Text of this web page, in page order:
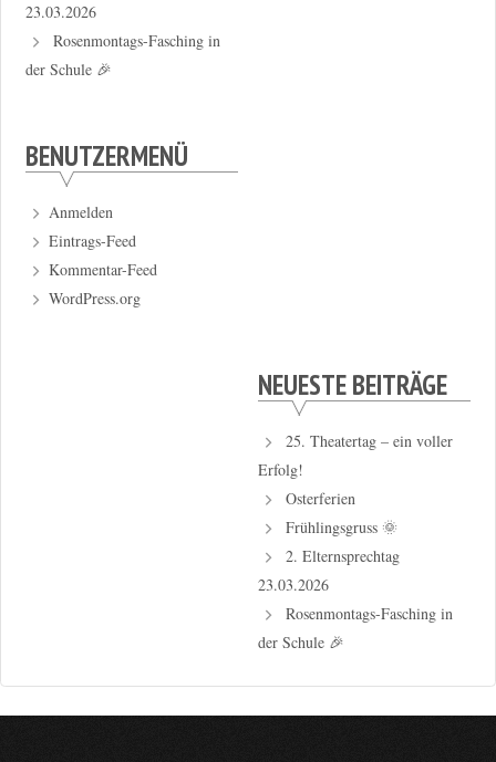
23.03.2026
Rosenmontags-Fasching in
der Schule 🎉
BENUTZERMENÜ
Anmelden
Eintrags-Feed
Kommentar-Feed
WordPress.org
NEUESTE BEITRÄGE
25. Theatertag – ein voller
Erfolg!
Osterferien
Frühlingsgruss 🌞
2. Elternsprechtag
23.03.2026
Rosenmontags-Fasching in
der Schule 🎉